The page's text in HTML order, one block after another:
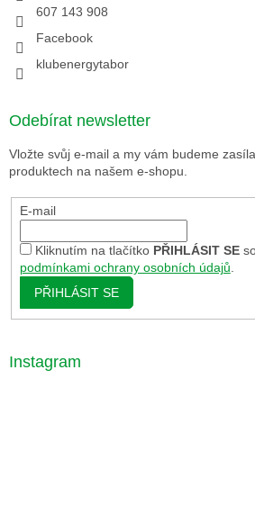
607 143 908
Facebook
klubenergytabor
Odebírat newsletter
Vložte svůj e-mail a my vám budeme
produktech na našem e-shopu.
E-mail
Kliknutím na tlačítko PŘIHLÁSIT SE
podmínkami ochrany osobních údajů
PŘIHLÁSIT SE
Instagram